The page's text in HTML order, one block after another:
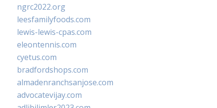
ngrc2022.org
leesfamilyfoods.com
lewis-lewis-cpas.com
eleontennis.com
cyetus.com
bradfordshops.com
almadenranchsanjose.com
advocatevijay.com